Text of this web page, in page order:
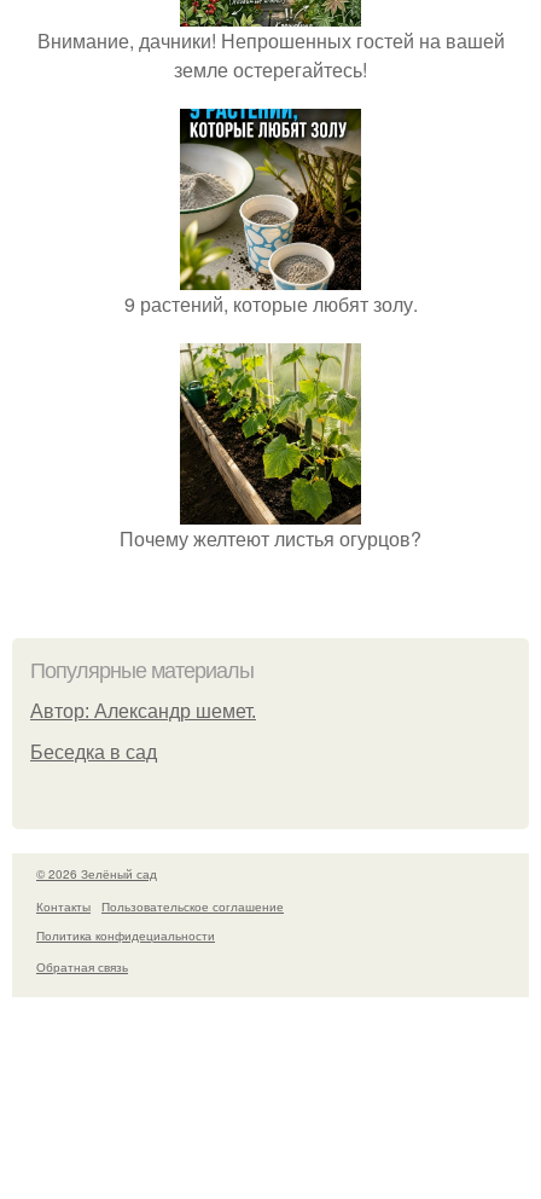
Внимание, дачники! Непрошенных гостей на вашей
земле остерегайтесь!
9 растений, которые любят золу.
Почему желтеют листья огурцов?
Популярные материалы
Автор: Александр шемет.
Беседка в сад
© 2026 Зелёный сад
Контакты
Пользовательское соглашение
Политика конфидециальности
Обратная связь